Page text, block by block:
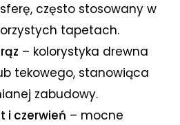
często stosowany w
tapetach.
– kolorystyka drewna
tekowego, stanowiąca
zabudowy.
i czerwień – mocne